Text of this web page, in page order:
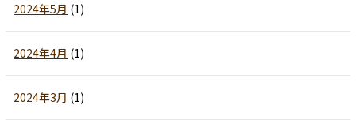
2024年5月 (1)
2024年4月 (1)
2024年3月 (1)